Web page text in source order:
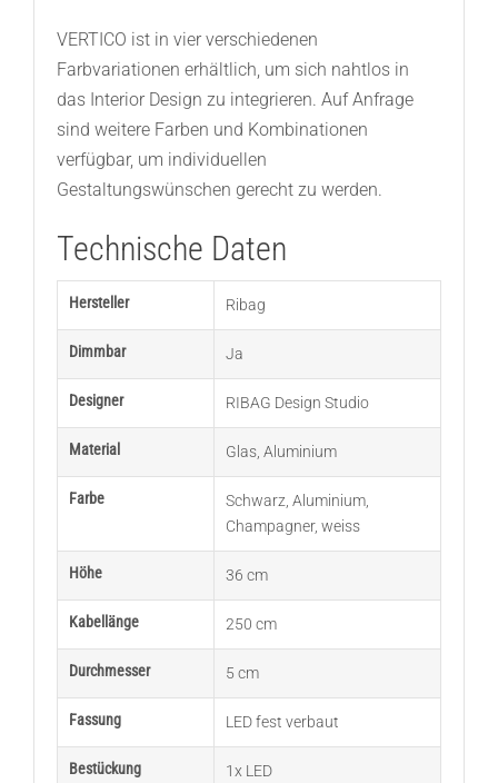
VERTICO ist in vier verschiedenen
Farbvariationen erhältlich, um sich nahtlos in
das Interior Design zu integrieren. Auf Anfrage
sind weitere Farben und Kombinationen
verfügbar, um individuellen
Gestaltungswünschen gerecht zu werden.
Technische Daten
Hersteller Ribag
Dimmbar Ja
Designer RIBAG Design Studio
Material Glas, Aluminium
Farbe Schwarz, Aluminium,
Champagner, weiss
Höhe 36 cm
Kabellänge 250 cm
Durchmesser 5 cm
Fassung LED fest verbaut
Bestückung 1x LED